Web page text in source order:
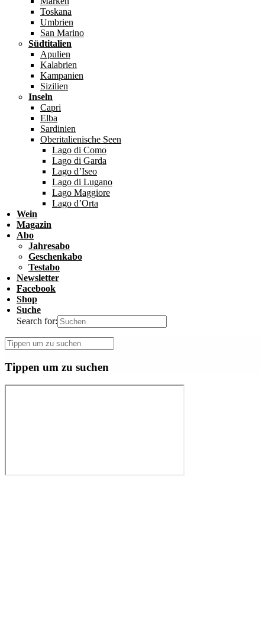
Toskana
Umbrien
San Marino
Südtitalien
Apulien
Kalabrien
Kampanien
Sizilien
Inseln
Capri
Elba
Sardinien
Oberitalienische Seen
Lago di Como
Lago di Garda
Lago d’Iseo
Lago di Lugano
Lago Maggiore
Lago d’Orta
Wein
Magazin
Abo
Jahresabo
Geschenkabo
Testabo
Newsletter
Facebook
Shop
Suche
Search for:
Tippen um zu suchen